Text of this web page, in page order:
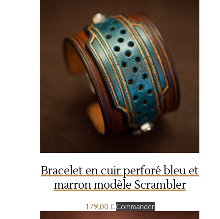
Bracelet en cuir perforé bleu et
marron modèle Scrambler
179,00 €Commander